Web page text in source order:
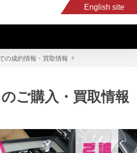
English site
の成約情報・買取情報
ご購入・買取情報